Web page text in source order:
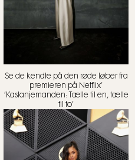
Se de kendte på den røde løber fra
premieren på Netflix’
’Kastanjemanden: Tælle til en, tælle
til to’